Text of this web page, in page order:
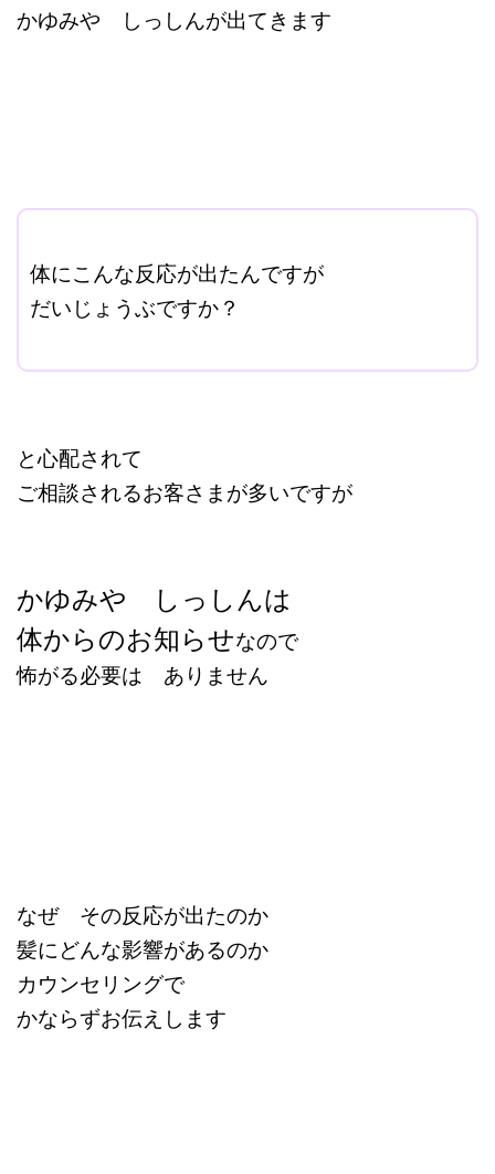
かゆみや しっしんが出てきます
体にこんな反応が出たんですが
だいじょうぶですか？
と心配されて
ご相談されるお客さまが多いですが
かゆみや しっしんは
体からのお知らせなので
怖がる必要は ありません
なぜ その反応が出たのか
髪にどんな影響があるのか
カウンセリングで
かならずお伝えします